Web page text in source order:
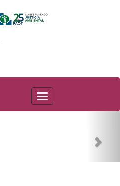
PAOT